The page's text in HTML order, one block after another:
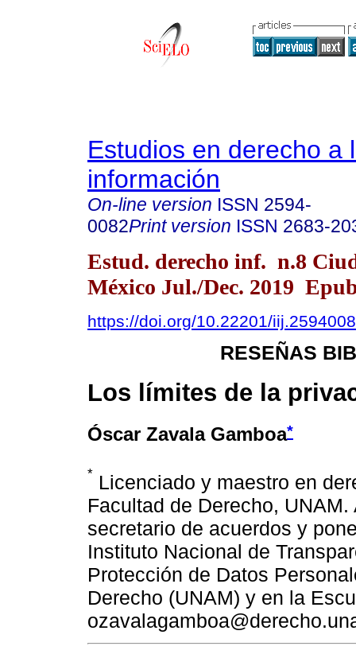
Estudios en derecho a
información
On-line version ISSN 2594-
0082Print version ISSN 2683-
Estud. derecho inf. n.8
México Jul./Dec. 2019
https://doi.org/10.22201/
RESEÑAS
Los límites de la
Óscar Zavala Gamboa*
* Licenciado y maestro en
Facultad de Derecho,
secretario de acuerdos y
Instituto Nacional de
Protección de Datos
Derecho (UNAM) y en la